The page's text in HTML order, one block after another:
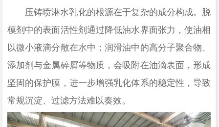
压铸喷淋水乳化的根源在于复杂的成分构成。脱
模剂中的表面活性剂通过降低油水界面张力，使油相
以微小液滴分散在水中；润滑油中的高分子聚合物、
添加剂与金属碎屑等物质，会吸附在油滴表面，形成
坚固的保护膜，进一步增强乳化体系的稳定性，导致
常规沉淀、过滤方法难以奏效。